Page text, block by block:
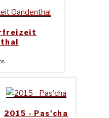
2015 - Pas'cha